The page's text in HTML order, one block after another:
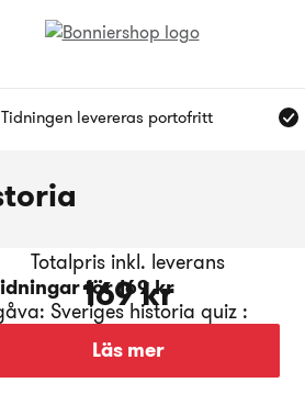
Tidningen levereras portofritt
för 169 kr
Sveriges historia quiz :
frågor för nytta och nöje
298 kr !
Totalpris inkl. leverans
169 kr
Läs mer